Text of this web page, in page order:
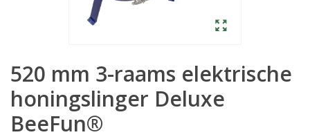
520 mm 3-raams elektrische
honingslinger Deluxe
BeeFun®